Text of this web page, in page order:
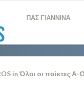
ΠΑΣ ΓΙΑΝΝΙΝΑ
in Όλοι οι παίκτες Α-